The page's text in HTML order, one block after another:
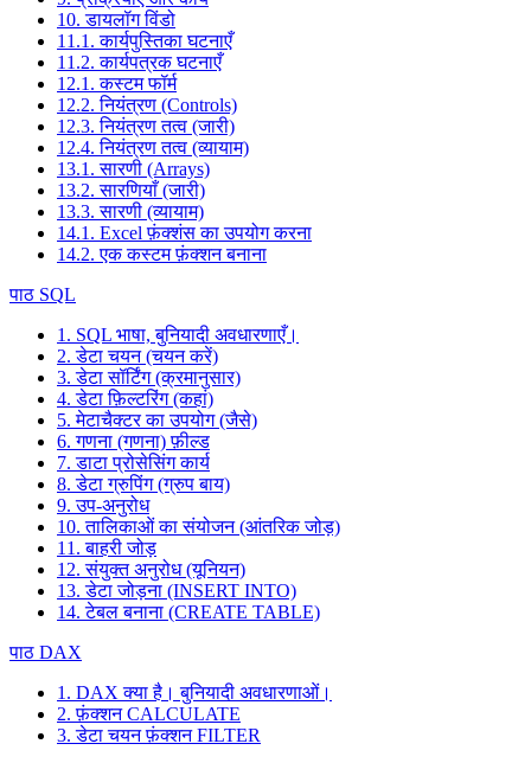
10. डायलॉग विंडो
11.1. कार्यपुस्तिका घटनाएँ
11.2. कार्यपत्रक घटनाएँ
12.1. कस्टम फॉर्म
12.2. नियंत्रण (Controls)
12.3. नियंत्रण तत्व (जारी)
12.4. नियंत्रण तत्व (व्यायाम)
13.1. सारणी (Arrays)
13.2. सारणियाँ (जारी)
13.3. सारणी (व्यायाम)
14.1. Excel फ़ंक्शंस का उपयोग करना
14.2. एक कस्टम फ़ंक्शन बनाना
पाठ SQL
1. SQL भाषा, बुनियादी अवधारणाएँ।
2. डेटा चयन (चयन करें)
3. डेटा सॉर्टिंग (क्रमानुसार)
4. डेटा फ़िल्टरिंग (कहां)
5. मेटाचैक्टर का उपयोग (जैसे)
6. गणना (गणना) फ़ील्ड
7. डाटा प्रोसेसिंग कार्य
8. डेटा ग्रुपिंग (ग्रुप बाय)
9. उप-अनुरोध
10. तालिकाओं का संयोजन (आंतरिक जोड़)
11. बाहरी जोड़
12. संयुक्त अनुरोध (यूनियन)
13. डेटा जोड़ना (INSERT INTO)
14. टेबल बनाना (CREATE TABLE)
पाठ DAX
1. DAX क्या है। बुनियादी अवधारणाओं।
2. फ़ंक्शन CALCULATE
3. डेटा चयन फ़ंक्शन FILTER